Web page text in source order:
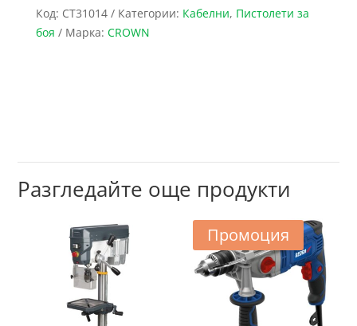
Код: CT31014 Категории: Кабелни, Пистолети за
боя
Марка: CROWN
Разгледайте още продукти
Промоция